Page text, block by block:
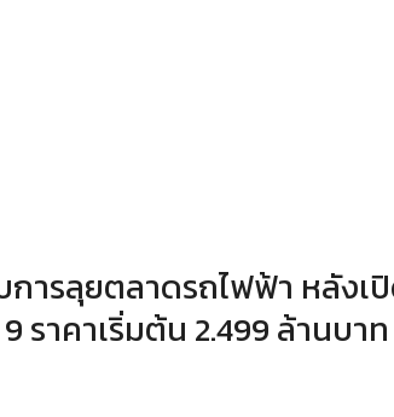
การลุยตลาดรถไฟฟ้า หลังเ
ราคาเริ่มต้น 2.499 ล้านบาท